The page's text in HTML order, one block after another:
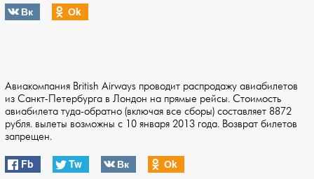
Вк
Оk
Авиакомпания British Airways проводит распродажу авиабилетов
из Санкт-Петербурга в Лондон на прямые рейсы. Стоимость
авиабилета туда-обратно (включая все сборы) составляет 8872
рубля. вылеты возможны с 10 января 2013 года. Возврат билетов
запрещен.
Fb Tw Вк Оk